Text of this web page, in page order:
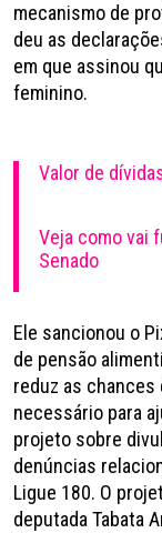
mecanismo de
deu as
em que assinou
feminino.
Valor de
Veja como vai
Senado
Ele sancionou o
de pensão
reduz as chances
necessário para
projeto sobre
denúncias
Ligue 180. O
deputada Tabata